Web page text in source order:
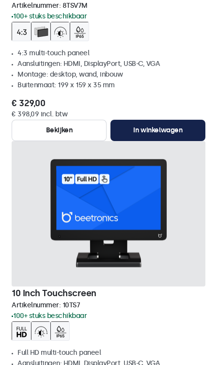
Artikelnummer: 8TSV7M
100+ stuks beschikbaar
4:3 multi-touch paneel
Aansluitingen: HDMI, DisplayPort, USB-C, VGA
Montage: desktop, wand, inbouw
Buitenmaat: 199 x 159 x 35 mm
€ 329,00
€ 398,09 incl. btw
Bekijken
In winkelwagen
10 Inch Touchscreen
Artikelnummer: 10TS7
100+ stuks beschikbaar
Full HD multi-touch paneel
Aansluitingen: HDMI, DisplayPort, USB-C, VGA